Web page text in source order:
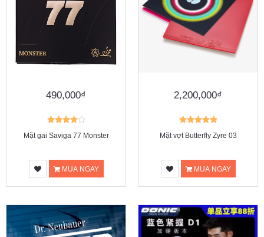
490,000₫
Mặt gai Saviga 77 Monster
MUA NGAY
2,200,000₫
Mặt vợt Butterfly Zyre 03
MUA NGAY